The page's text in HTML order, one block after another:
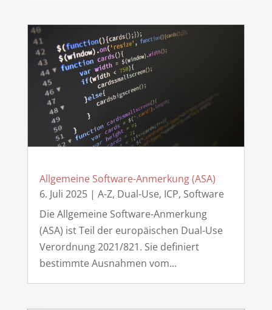
Allgemeine Software-Anmerkung (ASA)
6. Juli 2025| A-Z, Dual-Use, ICP, Software
Die Allgemeine Software-Anmerkung
(ASA) ist Teil der europäischen Dual-Use
Verordnung 2021/821. Sie definiert
bestimmte Ausnahmen vom...